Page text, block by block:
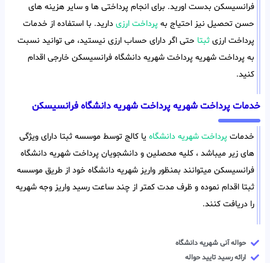
فرانسیسکن بدست اورید. برای انجام پرداختی ها و سایر هزینه های
حسن تحصیل نیز احتیاج به پرداخت ارزی دارید. با استفاده از خدمات
پرداخت ارزی ثبتا حتی اگر دارای حساب ارزی نیستید، می توانید نسبت
به پرداخت شهریه پرداخت شهریه دانشگاه فرانسیسکن خارجی اقدام
کنید.
خدمات پرداخت شهریه پرداخت شهریه دانشگاه فرانسیسکن
خدمات پرداخت شهریه دانشگاه یا کالج توسط موسسه ثبتا دارای ویژگی
های زیر میباشد ، کلیه محصلین و دانشجویان پرداخت شهریه دانشگاه
فرانسیسکن میتوانند بمنظور واریز شهریه دانشگاه خود از طریق موسسه
ثبتا اقدام نموده و ظرف مدت کمتر از چند ساعت رسید واریز وجه شهریه
را دریافت کنند.
حواله آنی شهریه دانشگاه
ارائه رسید تایید حواله